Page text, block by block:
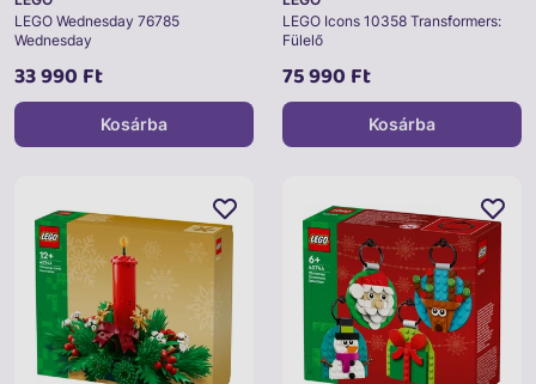
LEGO Wednesday 76785
Wednesday
33 990 Ft
Kosárba
LEGO Icons 10358 Transformers:
Fülelő
75 990 Ft
Kosárba